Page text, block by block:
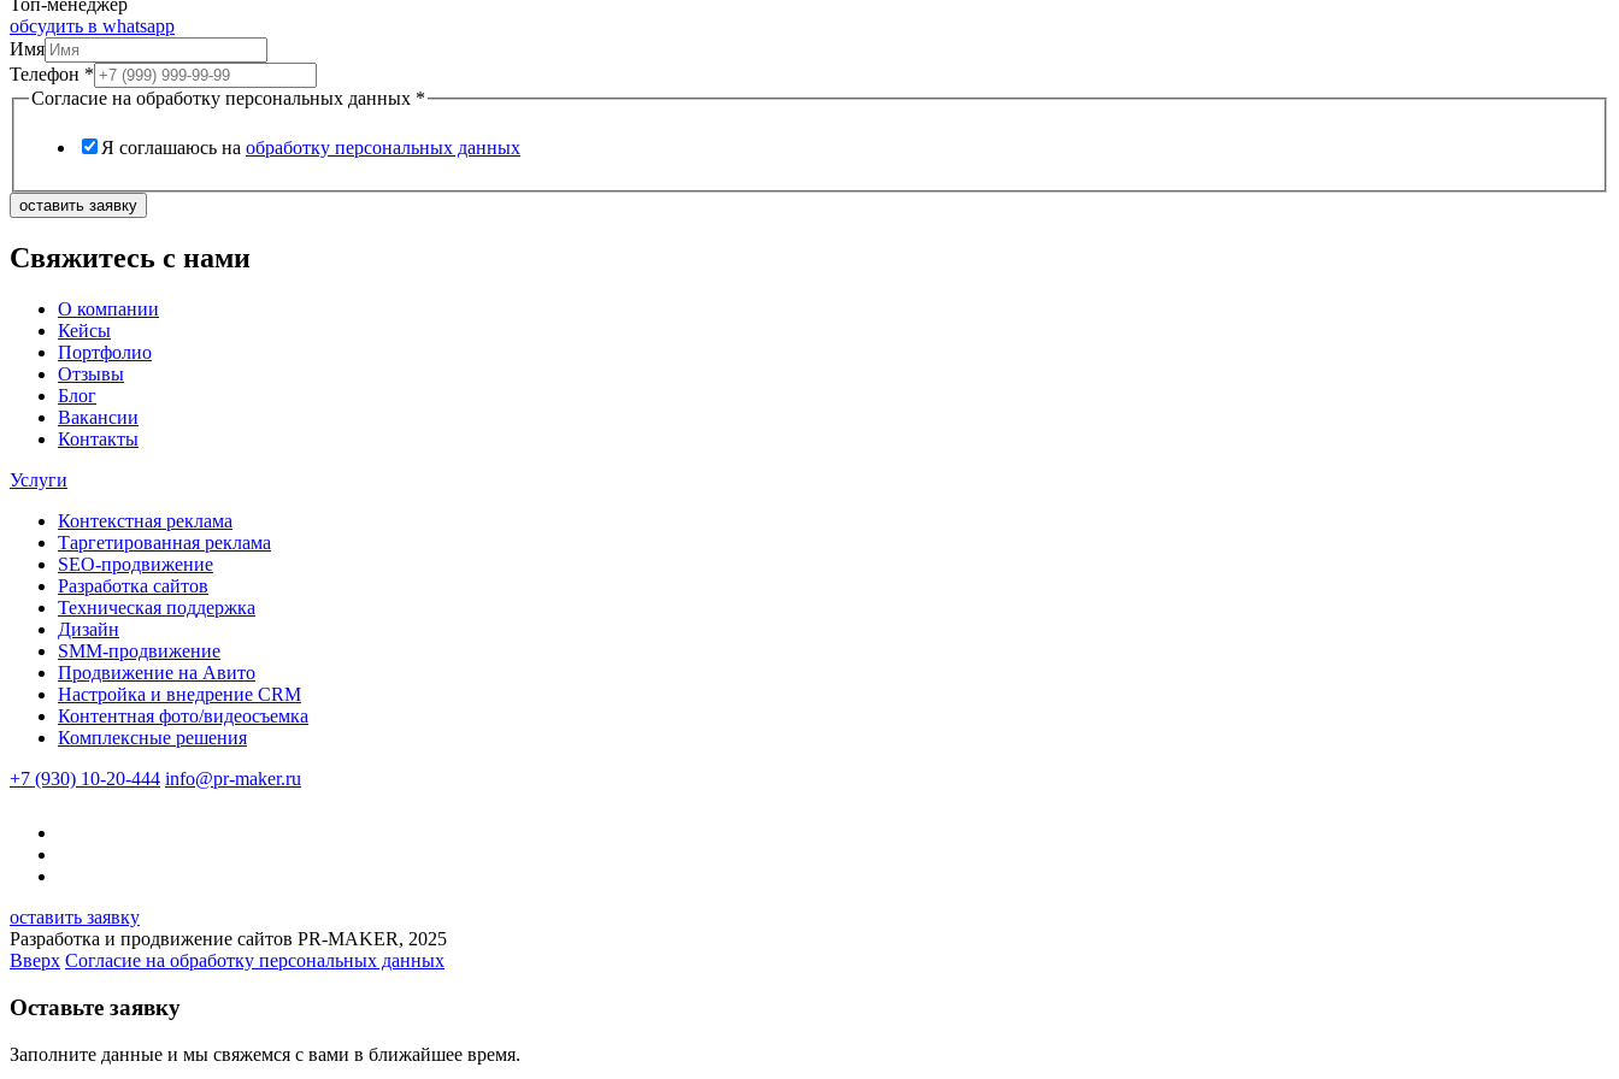
обсудить в whatsapp
Имя
Телефон *
Согласие на обработку персональных данных *
Я соглашаюсь на обработку персональных данных
оставить заявку
Свяжитесь с нами
О компании
Кейсы
Портфолио
Отзывы
Блог
Вакансии
Контакты
Услуги
Контекстная реклама
Таргетированная реклама
SEO-продвижение
Разработка сайтов
Техническая поддержка
Дизайн
SMM-продвижение
Продвижение на Авито
Настройка и внедрение CRM
Контентная фото/видеосъемка
Комплексные решения
+7 (930) 10-20-444 info@pr-maker.ru
оставить заявку
Разработка и продвижение сайтов PR-MAKER, 2025
Вверх Согласие на обработку персональных данных
Оставьте заявку
Заполните данные и мы свяжемся с вами в ближайшее время.